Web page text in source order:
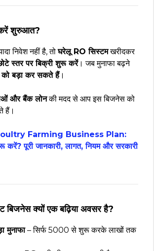
शुरुआत?
निवेश नहीं है, तोघरेलू RO सिस्टमखरीदकर
स्तर पर बिक्री शुरू करें। जब मुनाफा बढ़ने
को बड़ा कर सकते हैं।
और बैंक लोनकी मदद से आप इस बिजनेस को
हैं।
Farming Business Plan:
करें? पूरी जानकारी, लागत, नियम और सरकारी
बिजनेस क्यों एक बढ़िया अवसर है?
मुनाफा– सिर्फ ₹5000 से शुरू करके लाखों तक